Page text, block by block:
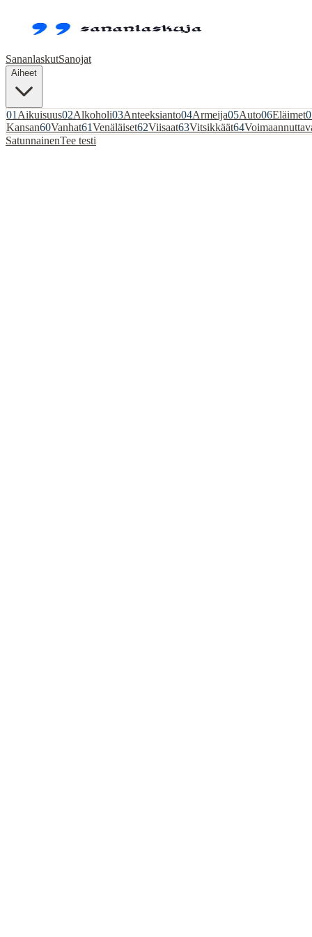
SananlaskutSanojat
Aiheet
01 Aikuisuus02Alkoholi03Anteeksianto04Armeija05Auto06Eläimet
Kansan60Vanhat61Venäläiset62Viisaat63Vitsikkäät64
SatunnainenTee testi